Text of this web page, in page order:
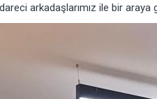
arkadaşlarımız ile bir araya